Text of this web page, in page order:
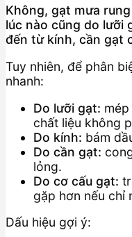
Không, gạt mưa
lúc nào cũng do lưỡi
đến từ kính, cần gạt
Tuy nhiên, để phân
nhanh:
Do lưỡi gạt:
chất liệu không
Do kính: bám
Do cần gạt:
lỏng.
Do cơ cấu gạt:
gặp hơn nếu chỉ
Dấu hiệu gợi ý: